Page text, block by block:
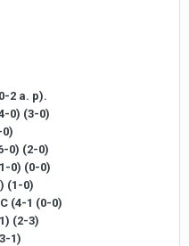
2 a. p).
0) (3-0)
0) (2-0)
0) (0-0)
(1-0)
(4-1 (0-0)
(2-3)
1)